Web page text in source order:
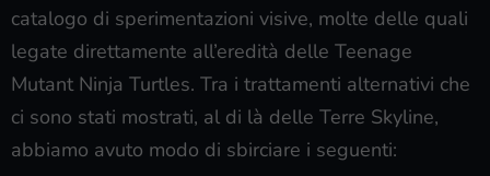
catalogo di sperimentazioni visive, molte delle quali
legate direttamente all’eredità delle Teenage
Mutant Ninja Turtles. Tra i trattamenti alternativi che
ci sono stati mostrati, al di là delle Terre Skyline,
abbiamo avuto modo di sbirciare i seguenti: